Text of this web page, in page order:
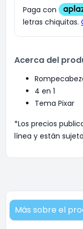
Acerca del
4 en 1
Tema Pixar
*Los precios
línea y están
Más sobre el